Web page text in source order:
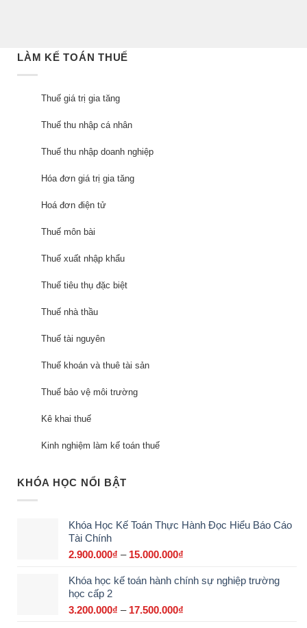
LÀM KẾ TOÁN THUẾ
Thuế giá trị gia tăng
Thuế thu nhập cá nhân
Thuế thu nhập doanh nghiệp
Hóa đơn giá trị gia tăng
Hoá đơn điện tử
Thuế môn bài
Thuế xuất nhập khẩu
Thuế tiêu thụ đặc biệt
Thuế nhà thầu
Thuế tài nguyên
Thuế khoán và thuê tài sản
Thuế bảo vệ môi trường
Kê khai thuế
Kinh nghiệm làm kế toán thuế
KHÓA HỌC NỔI BẬT
Khóa Học Kế Toán Thực Hành Đọc Hiểu Báo Cáo
Tài Chính
2.900.000₫ – 15.000.000₫
từ
Khóa học kế toán hành chính sự nghiệp trường
học cấp 2
3.200.000₫ – 17.500.000₫